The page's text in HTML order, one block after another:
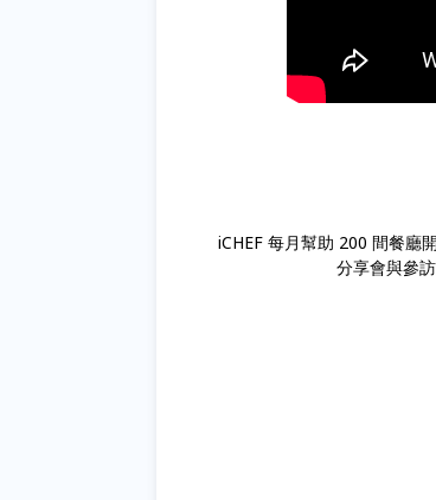
iCHEF 每月幫助 200 間餐廳
分享會與參